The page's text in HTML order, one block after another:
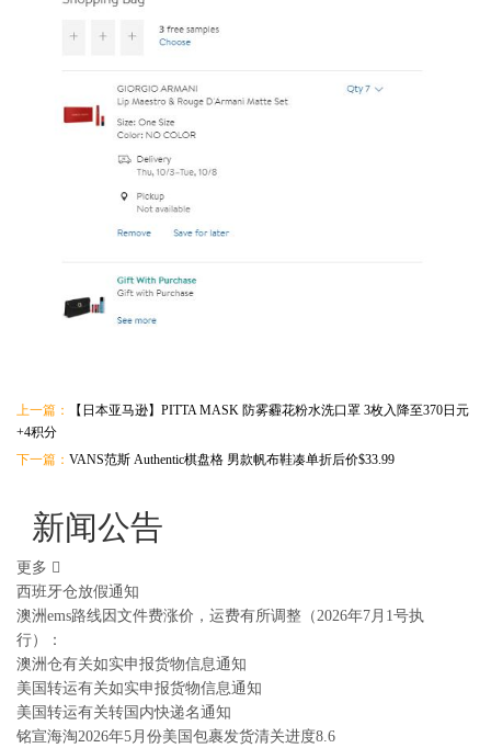
上一篇：
【日本亚马逊】PITTA MASK 防雾霾花粉水洗口罩 3枚入降至370日元
+4积分
下一篇： VANS范斯 Authentic棋盘格 男款帆布鞋凑单折后价$33.99
新闻公告
更多
西班牙仓放假通知
澳洲ems路线因文件费涨价，运费有所调整（2026年7月1号执
行）：
澳洲仓有关如实申报货物信息通知
美国转运有关如实申报货物信息通知
美国转运有关转国内快递名通知
铭宣海淘2026年5月份美国包裹发货清关进度8.6